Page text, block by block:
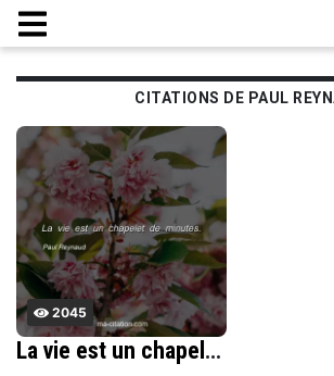
CITATIONS DE PAUL
2045
La vie est un chapelet de minutes.